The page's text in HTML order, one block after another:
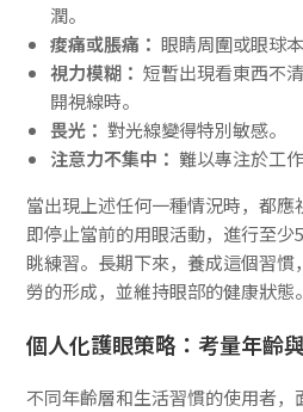
潤。
痠痛或脹痛： 眼睛周圍或眼球
視力模糊： 短暫出現看東西不
開視線時。
畏光： 對光線變得特別敏感。
注意力不集中： 難以專注於工
當出現上述任何一種情況時，都
即停止當前的用眼活動，進行至
眺練習。長期下來，養成這個習
勞的形成，並維持眼部的健康狀態。
個人化護眼策略：考量年齡
不同年齡層和生活習慣的使用者